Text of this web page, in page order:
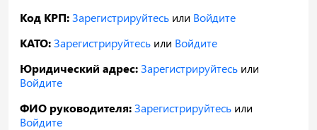
Код КРП:Зарегистрируйтесь или Войдите
КАТО:Зарегистрируйтесь или Войдите
Юридический адрес:Зарегистрируйтесь или
Войдите
ФИО руководителя:Зарегистрируйтесь или
Войдите